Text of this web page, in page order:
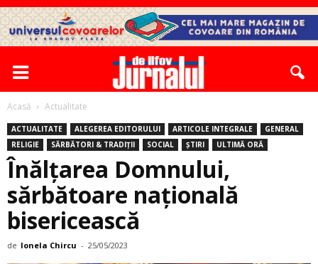
Acasă Actualitate
ACTUALITATE ALEGEREA EDITORULUI ARTICOLE INTEGRALE
GENERAL
RELIGIE
SĂRBĂTORI & TRADIȚII SOCIAL ȘTIRI ULTIMĂ ORĂ
Înălțarea Domnului,
sărbătoare națională
bisericească
de Ionela Chircu - 25/05/2023